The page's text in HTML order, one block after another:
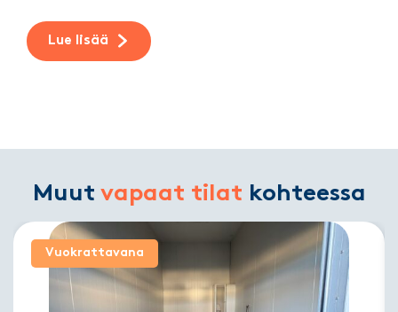
Lue lisää
Muut vapaat tilat kohteessa
Vuokrattavana